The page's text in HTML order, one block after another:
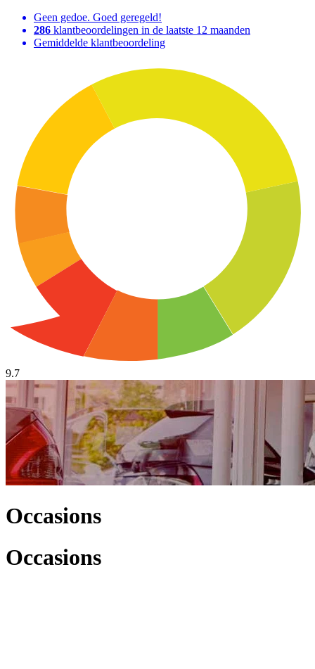
Geen gedoe. Goed geregeld!
286 klantbeoordelingen in de laatste 12 maanden
Gemiddelde klantbeoordeling
9.7
Occasions
Occasions